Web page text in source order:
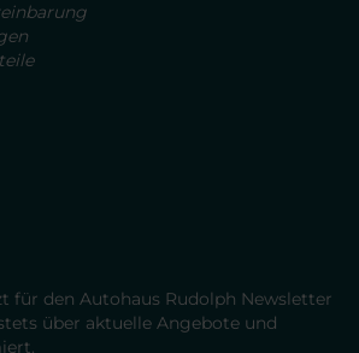
für den Autohaus Rudolph Newsletter
über aktuelle Angebote und